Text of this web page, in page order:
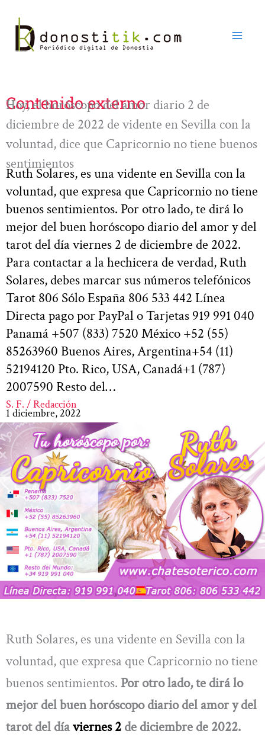
contenido
Contenido externo
Hoy, el horóscopo del amor diario 2 de
diciembre de 2022 de vidente en Sevilla con la
voluntad, dice que Capricornio no tiene buenos
sentimientos
Ruth Solares, es una vidente en Sevilla con la
voluntad, que expresa que Capricornio no tiene
buenos sentimientos. Por otro lado, te dirá lo
mejor del buen horóscopo diario del amor y del
tarot del día viernes 2 de diciembre de 2022.
Para contactar a la hechicera de verdad, Ruth
Solares, debes marcar sus números telefónicos
Tarot 806 Sólo España 806 533 442 Línea
Directa pago por PayPal o Tarjetas 919 991 040
Panamá +507 (833) 7520 México +52 (55)
85263960 Buenos Aires, Argentina+54 (11)
52194120 Pto. Rico, USA, Canadá+1 (787)
2007590 Resto del…
S. F. / Redacción
1 diciembre, 2022
Ruth Solares, es una vidente en Sevilla con la
voluntad, que expresa que Capricornio no tiene
buenos sentimientos. Por otro lado, te dirá lo
mejor del buen horóscopo diario del amor y del
tarot del díaviernes 2 de diciembre de 2022.